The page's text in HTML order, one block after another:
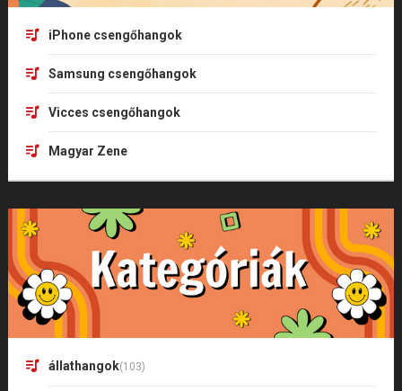
iPhone csengőhangok
Samsung csengőhangok
Vicces csengőhangok
Magyar Zene
állathangok(103)